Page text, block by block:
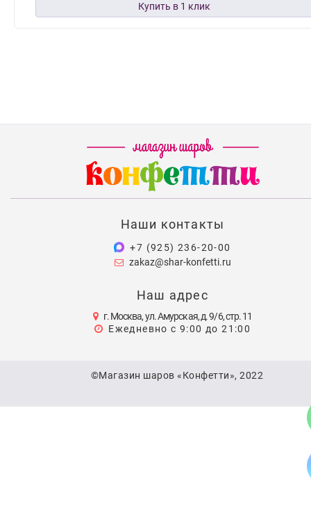
Наши контакты
+7 (925) 236-20-00
zakaz@shar-konfetti.ru
Наш адрес
г. Москва, ул. Амурская, д. 9/6, стр. 11
Ежедневно с 9:00 до 21:00
©Магазин шаров «Конфетти», 2022